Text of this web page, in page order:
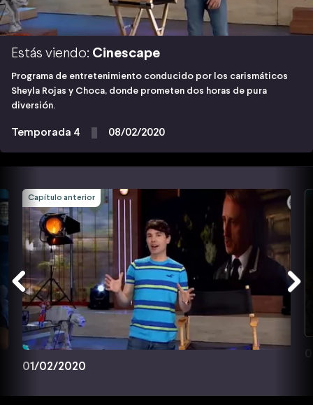
Estás viendo: Cinescape
Programa de entretenimiento conducido por los carismáticos
Sheyla Rojas y Choca, donde prometen dos horas de pura
diversión.
Temporada 4 08/02/2020
Capítulo anterior
01/02/2020